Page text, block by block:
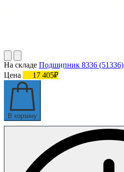
На складе Подшипник 8336 (51336)
Цена
17 405₽
В корзину